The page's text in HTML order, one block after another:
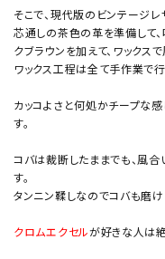
そこで、現代版のビンテージレ
芯通しの茶色の革を準備して、
クブラウンを加えて、ワックス
ワックス工程は全て手作業で
カッコよさと何処かチープな
す。
コバは裁断したままでも、風
す。
タンニン鞣しなのでコバも磨け
クロムエクセルが好きな人は